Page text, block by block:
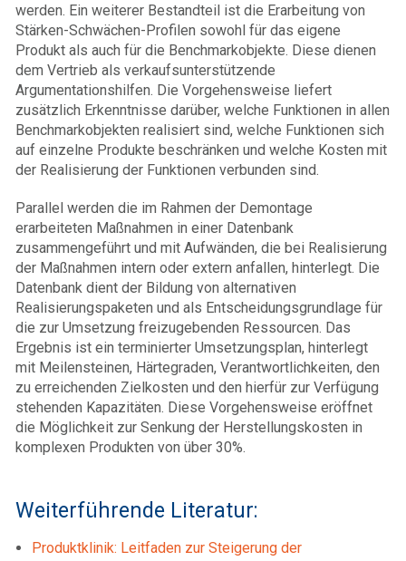
werden. Ein weiterer Bestandteil ist die Erarbeitung von
Stärken-Schwächen-Profilen sowohl für das eigene
Produkt als auch für die Benchmarkobjekte. Diese dienen
dem Vertrieb als verkaufsunterstützende
Argumentationshilfen. Die Vorgehensweise liefert
zusätzlich Erkenntnisse darüber, welche Funktionen in allen
Benchmarkobjekten realisiert sind, welche Funktionen sich
auf einzelne Produkte beschränken und welche Kosten mit
der Realisierung der Funktionen verbunden sind.
Parallel werden die im Rahmen der Demontage
erarbeiteten Maßnahmen in einer Datenbank
zusammengeführt und mit Aufwänden, die bei Realisierung
der Maßnahmen intern oder extern anfallen, hinterlegt. Die
Datenbank dient der Bildung von alternativen
Realisierungspaketen und als Entscheidungsgrundlage für
die zur Umsetzung freizugebenden Ressourcen. Das
Ergebnis ist ein terminierter Umsetzungsplan, hinterlegt
mit Meilensteinen, Härtegraden, Verantwortlichkeiten, den
zu erreichenden Zielkosten und den hierfür zur Verfügung
stehenden Kapazitäten. Diese Vorgehensweise eröffnet
die Möglichkeit zur Senkung der Herstellungskosten in
komplexen Produkten von über 30%.
Weiterführende Literatur:
Produktklinik: Leitfaden zur Steigerung der